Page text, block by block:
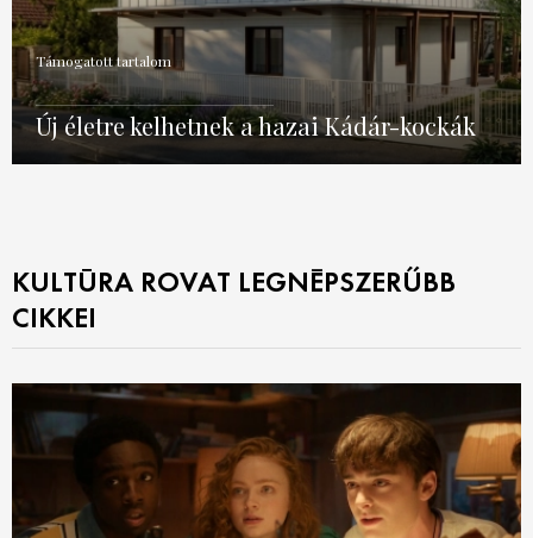
Támogatott tartalom
Új életre kelhetnek a hazai Kádár-kockák
KULTÚRA ROVAT LEGNÉPSZERŰBB
CIKKEI